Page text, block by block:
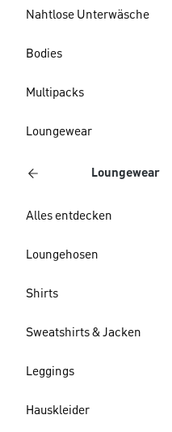
Nahtlose Unterwäsche
Bodies
Multipacks
Loungewear
Loungewear
Alles entdecken
Loungehosen
Shirts
Sweatshirts & Jacken
Leggings
Hauskleider